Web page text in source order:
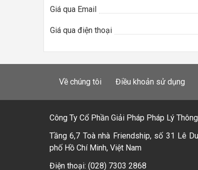
Giá qua Email
Giá qua điện thoại
Về chúng tôi Điều khoản sử dụng
Công Ty Cổ Phần Giải Pháp Pháp Lý
Tầng 6,7 Toà nhà Friendship, số 31 Lê
phố Hồ Chí Minh, Việt Nam
Điện thoại: (028) 7303 2868